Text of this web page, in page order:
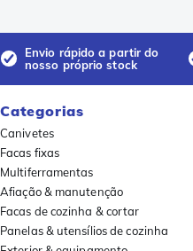
Envio rápido a partir do
nosso próprio stock
Categorias
Canivetes
Facas fixas
Multiferramentas
Afiação & manutenção
Facas de cozinha & cortar
Panelas & utensílios de cozinha